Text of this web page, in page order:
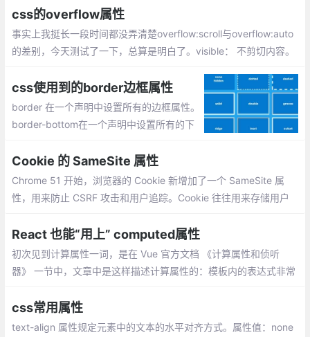
几种情况记录：
css的overflow属性
事实上我挺长一段时间都没弄清楚overflow:scroll与overflow:auto
的差别，今天测试了一下，总算是明白了。visible： 不剪切内容。
ll： 将超出对象尺寸的内容进行裁剪，并以滚动条的方式显示超出
的内容。
css使用到的border边框属性
border 在一个声明中设置所有的边框属性。
border-bottom在一个声明中设置所有的下
框的颜色。border-bottom-style设置下边框
的样式。
Cookie 的 SameSite 属性
Chrome 51 开始，浏览器的 Cookie 新增加了一个 SameSite 属
性，用来防止 CSRF 攻击和用户追踪。Cookie 往往用来存储用户
求，这就是 CSRF 攻击。
React 也能“用上” computed属性
初次见到计算属性一词，是在 Vue 官方文档 《计算属性和侦听
器》 一节中，文章中是这样描述计算属性的：模板内的表达式非常
的逻辑会让模板过重且难以维护。
css常用属性
text-align 属性规定元素中的文本的水平对齐方式。属性值：none